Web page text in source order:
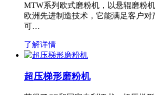
MTW系列欧式磨粉机，以悬辊磨粉
欧洲先进制造技术，它能满足客户对
可…
了解详情
超压梯形磨粉机